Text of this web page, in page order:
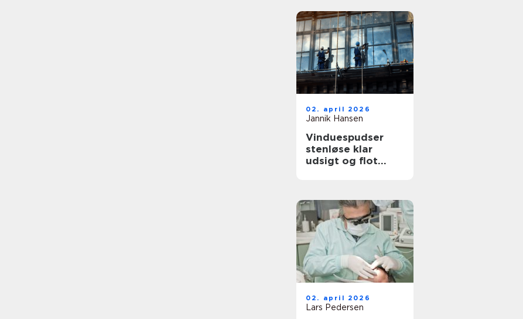
02. april 2026
Jannik Hansen
Vinduespudser
stenløse klar
udsigt og flot
02. april 2026
Lars Pedersen